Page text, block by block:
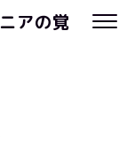
アの覚